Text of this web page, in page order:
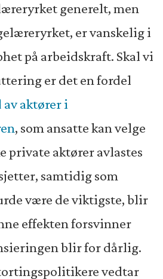
generelt, men
er vanskelig i
på arbeidskraft. Skal vi
er det en fordel
aktører i
, som ansatte kan velge
private aktører avlastes
samtidig som
være de viktigste, blir
effekten forsvinner
blir for dårlig.
vedtar